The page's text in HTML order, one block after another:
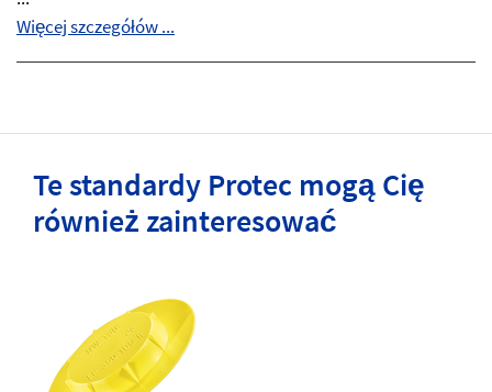
Więcej szczegółów ...
Te standardy Protec mogą Cię
również zainteresować